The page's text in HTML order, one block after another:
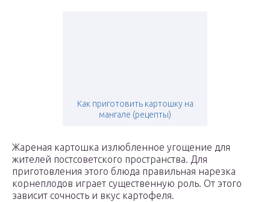
Как приготовить картошку на
мангале (рецепты)
Жареная картошка излюбленное угощение для
жителей постсоветского пространства. Для
приготовления этого блюда правильная нарезка
корнеплодов играет существенную роль. От этого
зависит сочность и вкус картофеля.